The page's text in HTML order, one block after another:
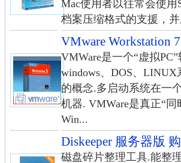
Mac使用者以往常会使
档案压缩格式的支援，
VMware Workstation 7
VMWare是一个“虚拟
windows、DOS、
的概念.多启动系统在一
机器. VMWare是真正“
Win...
Diskeeper 服务器版
磁盘碎片整理工具.能整